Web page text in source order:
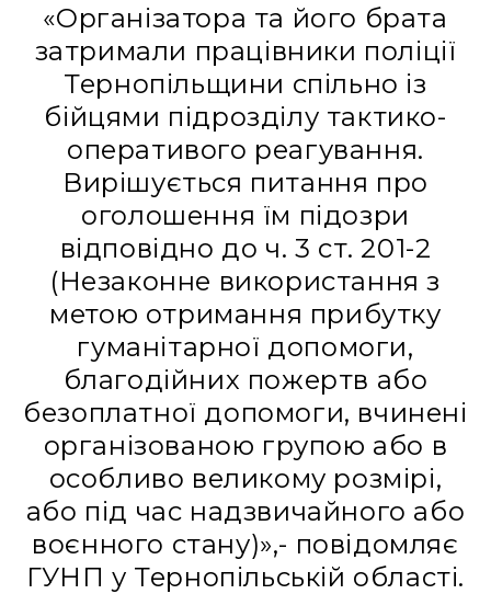
«Організатора та його брата
затримали працівники поліції
Тернопільщини спільно із
бійцями підрозділу тактико-
оперативого реагування.
Вирішується питання про
оголошення їм підозри
відповідно до ч. 3 ст. 201-2
(Незаконне використання з
метою отримання прибутку
гуманітарної допомоги,
благодійних пожертв або
безоплатної допомоги, вчинені
організованою групою або в
особливо великому розмірі,
або під час надзвичайного або
воєнного стану)»,- повідомляє
ГУНП у Тернопільській області.